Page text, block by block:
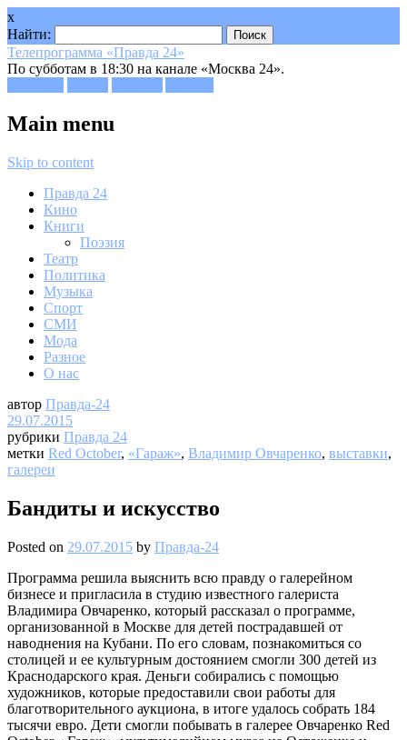
x
Найти:
Телепрограмма «Правда 24»
По субботам в 18:30 на канале «Москва 24».
Main menu
Skip to content
Правда 24
Кино
Книги
Поэзия
Театр
Политика
Музыка
Спорт
СМИ
Мода
Разное
О нас
автор Правда-24
29.07.2015
рубрики Правда 24
метки Red October, «Гараж», Владимир Овчаренко, выставки,
галереи
Бандиты и искусство
Posted on 29.07.2015 by Правда-24
Программа решила выяснить всю правду о галерейном
бизнесе и пригласила в студию известного галериста
Владимира Овчаренко, который рассказал о программе,
организованной в Москве для детей пострадавшей от
наводнения на Кубани. По его словам, познакомиться со
столицей и ее культурным достоянием смогли 300 детей из
Краснодарского края. Деньги собирались с помощью
художников, которые предоставили свои работы для
благотворительного аукциона, в итоге удалось собрать 184
тысячи евро. Дети смогли побывать в галерее Овчаренко Red